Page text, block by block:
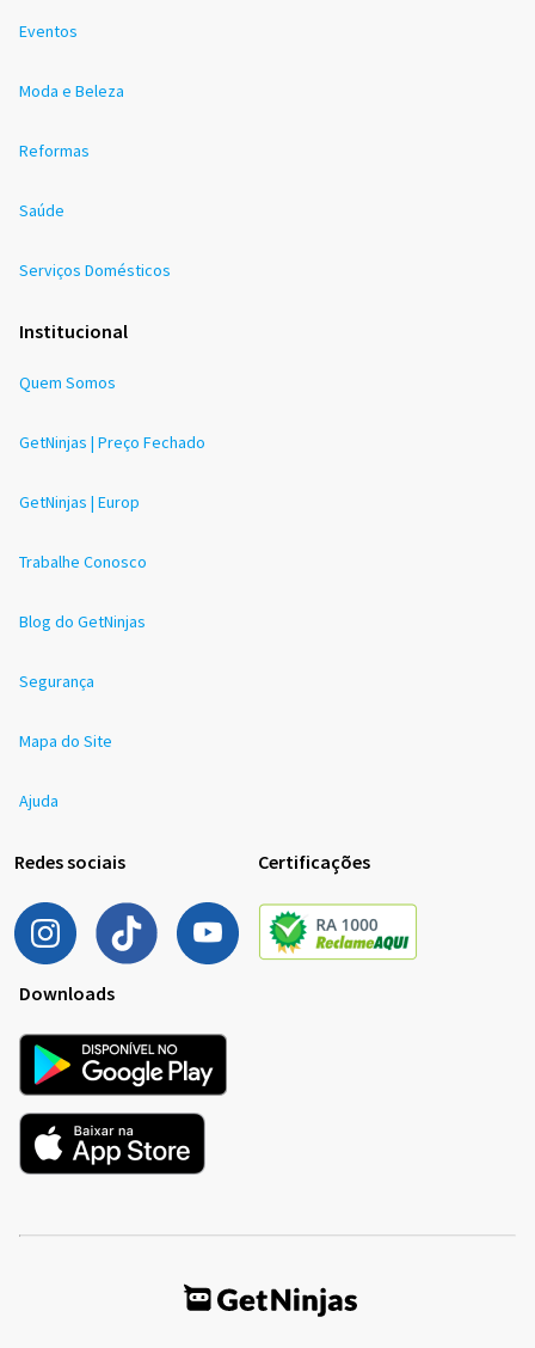
Eventos
Moda e Beleza
Reformas
Saúde
Serviços Domésticos
Institucional
Quem Somos
GetNinjas | Preço Fechado
GetNinjas | Europ
Trabalhe Conosco
Blog do GetNinjas
Segurança
Mapa do Site
Ajuda
Redes sociais Certificações
Downloads